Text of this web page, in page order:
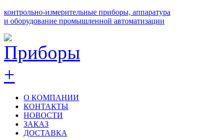
контрольно-измерительные приборы, аппаратура
и оборудование промышленной автоматизации
О КОМПАНИИ
КОНТАКТЫ
НОВОСТИ
ЗАКАЗ
ДОСТАВКА